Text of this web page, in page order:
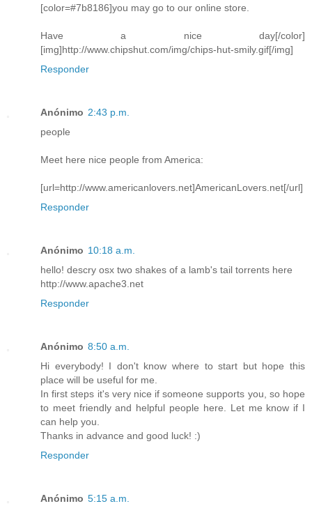
[color=#7b8186]you may go to our online store.
Have a nice day[/color]
[img]http://www.chipshut.com/img/chips-hut-smily.gif[/img]
Responder
Anónimo 2:43 p.m.
people
Meet here nice people from America:
[url=http://www.americanlovers.net]AmericanLovers.net[/url]
Responder
Anónimo 10:18 a.m.
hello! descry osx two shakes of a lamb's tail torrents here
http://www.apache3.net
Responder
Anónimo 8:50 a.m.
Hi everybody! I don't know where to start but hope this
place will be useful for me.
In first steps it's very nice if someone supports you, so hope
to meet friendly and helpful people here. Let me know if I
can help you.
Thanks in advance and good luck! :)
Responder
Anónimo 5:15 a.m.